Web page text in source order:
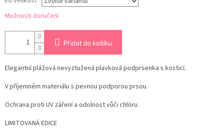
Možnosti doručení
Přidat do košíku
Elegantní plážová nevyztužená plavková podprsenka s kosticí.
V příjemném materiálu s pevnou podporou prsou.
Ochrana proti UV záření a odolnost vůči chlóru.
LIMITOVANÁ EDICE